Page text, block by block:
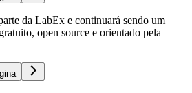
da LabEx e continuará sendo um
open source e orientado pela